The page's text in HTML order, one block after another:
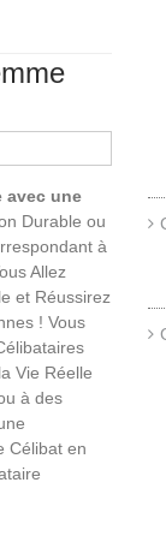
avec une
Durable ou
à
Allez
et Réussirez
! Vous
Vie Réelle
à des
Célibat en